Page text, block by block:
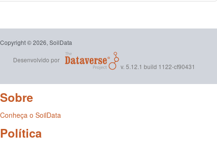
Copyright © 2026, SoilData
Desenvolvido por
v. 5.12.1 build 1122-cf90431
Sobre
Conheça o SoilData
Política